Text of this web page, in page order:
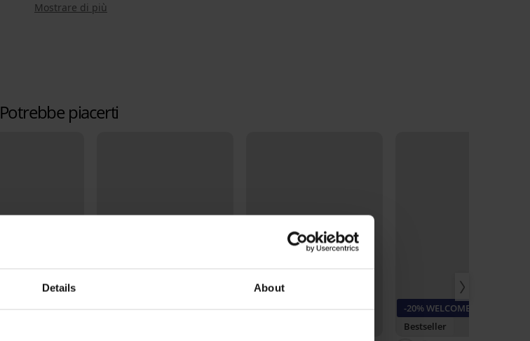
Details About
Mostrare di più
Potrebbe piacerti
-20% WELCOME20
-20% WELCOME20
-20% WELCOME20
Bestseller